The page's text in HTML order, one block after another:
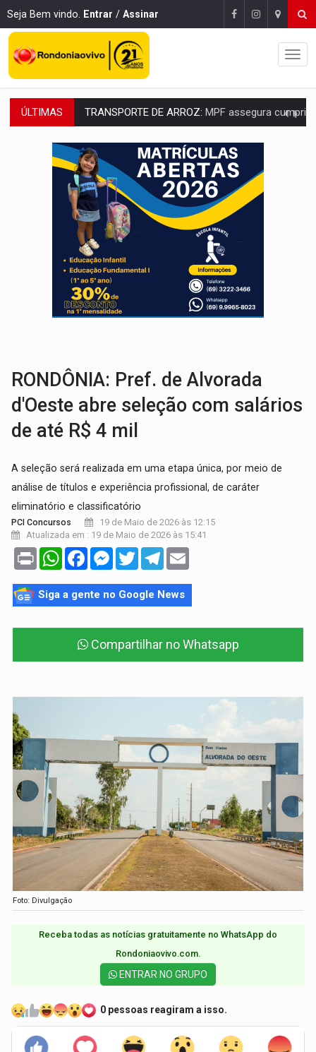
Seja Bem vindo. Entrar / Assinar
ÚLTIMAS DEEPFAKE:Sancionada lei contra violência sexual infantil na
COLEGIADO:Brasil e Rússia discutem energia nuclear, defesa e
URGENTE: Colisão entre caminhão e carro deixa quatro mortos e um em
ENCONTRO: Amazônia Negra ganha projeção nacional com participação de
PREVISÃO: Porto Velho tem chances de chuvas isoladas nesta
SINDICATOS UNIDOS: Assembleia Geral delibera greve da educação
PROCESSO SELETIVO: Rondoniaovivo abre oficina de Comunicação com
AGOSTO LILÁS: MPRO lança de portal e promove reflexão sobre trajetória da
RONDÔNIA: Pref. de Alvorada
d'Oeste abre seleção com salários
de até R$ 4 mil
A seleção será realizada em uma etapa única, por meio de
análise de títulos e experiência profissional, de caráter
eliminatório e classificatório
PCI Concursos
19 de Maio de 2026 às 12:15
Atualizada em : 19 de Maio de 2026 às 15:41
Print WhatsAppFacebookMessenger
TwitterTelegram
Siga a gente no Google News
Compartilhar no Whatsapp
Foto: Divulgação
Receba todas as notícias gratuitamente no WhatsApp do
Rondoniaovivo.com.​
ENTRAR NO GRUPO
0 pessoas reagiram a isso.